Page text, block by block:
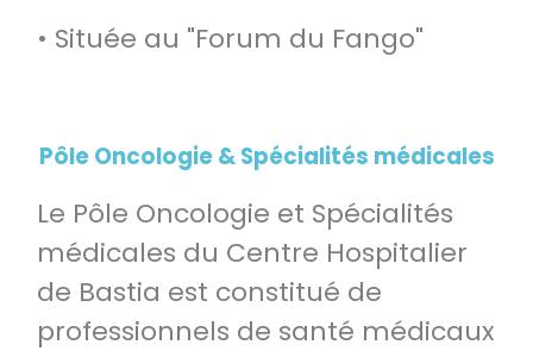
• Située au "Forum du Fango"
Pôle Oncologie & Spécialités médicales
Le Pôle Oncologie et Spécialités
médicales du Centre Hospitalier
de Bastia est constitué de
professionnels de santé médicaux